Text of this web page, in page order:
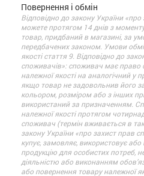
Повернення і обмін
Відповідно до закону України
можете протягом 14 днів з
товар, придбаний в магазині, за
передбачених законом. Умови
якості стаття 9. Відповідно до
споживачів»: споживач має
належної якості на аналогічний у
якщо товар не задовольнив його
кольором, розміром або з інших
використаний за призначенням.
належної якості протягом
споживач (термін вживається в
закону України «про захист прав
купує, замовляє, використовує
продукцію для особистих потреб,
діяльністю або виконанням
або повернення товару належної